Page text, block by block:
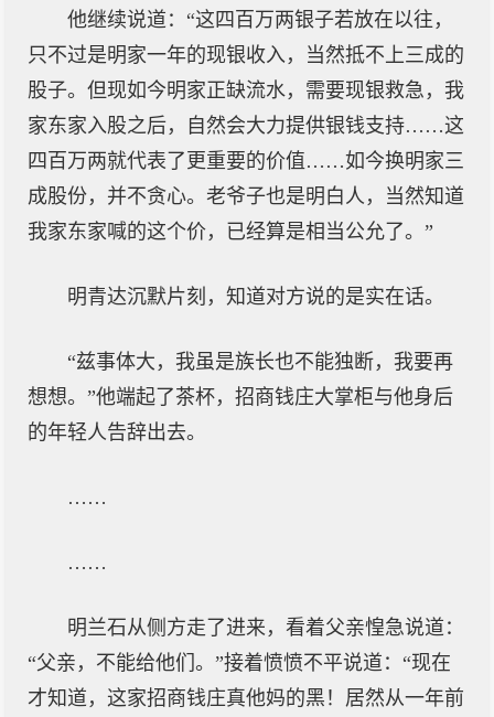
他继续说道：“这四百万两银子若放在以往，
只不过是明家一年的现银收入，当然抵不上三成的
股子。但现如今明家正缺流水，需要现银救急，我
家东家入股之后，自然会大力提供银钱支持……这
四百万两就代表了更重要的价值……如今换明家三
成股份，并不贪心。老爷子也是明白人，当然知道
我家东家喊的这个价，已经算是相当公允了。”
明青达沉默片刻，知道对方说的是实在话。
“兹事体大，我虽是族长也不能独断，我要再
想想。”他端起了茶杯，招商钱庄大掌柜与他身后
的年轻人告辞出去。
……
……
明兰石从侧方走了进来，看着父亲惶急说道：
“父亲，不能给他们。”接着愤愤不平说道：“现在
才知道，这家招商钱庄真他妈的黑！居然从一年前